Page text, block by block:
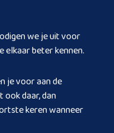
we je uit voor
elkaar beter kennen.
je voor aan de
daar, dan
keren wanneer